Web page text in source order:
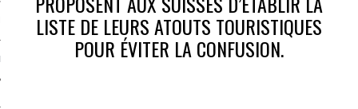
LISTE DE LEURS ATOUTS TOURISTIQUES
POUR ÉVITER LA CONFUSION.